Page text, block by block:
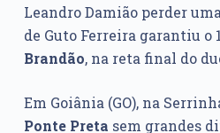
Leandro Damião perder
de Guto Ferreira garantiu o
Brandão, na reta final do
Em Goiânia (GO), na
Ponte Preta sem grandes